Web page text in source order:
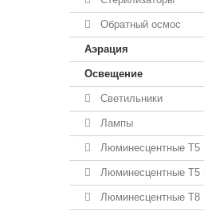
Обратный осмос
Аэрация
Освещение
Светильники
Лампы
Люминесцентные T5
Люминесцентные T5
Люминесцентные T8